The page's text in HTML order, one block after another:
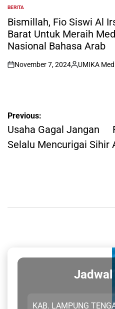
POSTED
IN
BERITA
Bismillah, Fio Siswi Al
Barat Untuk Meraih
Nasional Bahasa Arab
on
November 7, 2024
Posted
UMIKA
Post
navigation
Previous:
Usaha Gagal Jangan
Selalu Mencurigai Sihir